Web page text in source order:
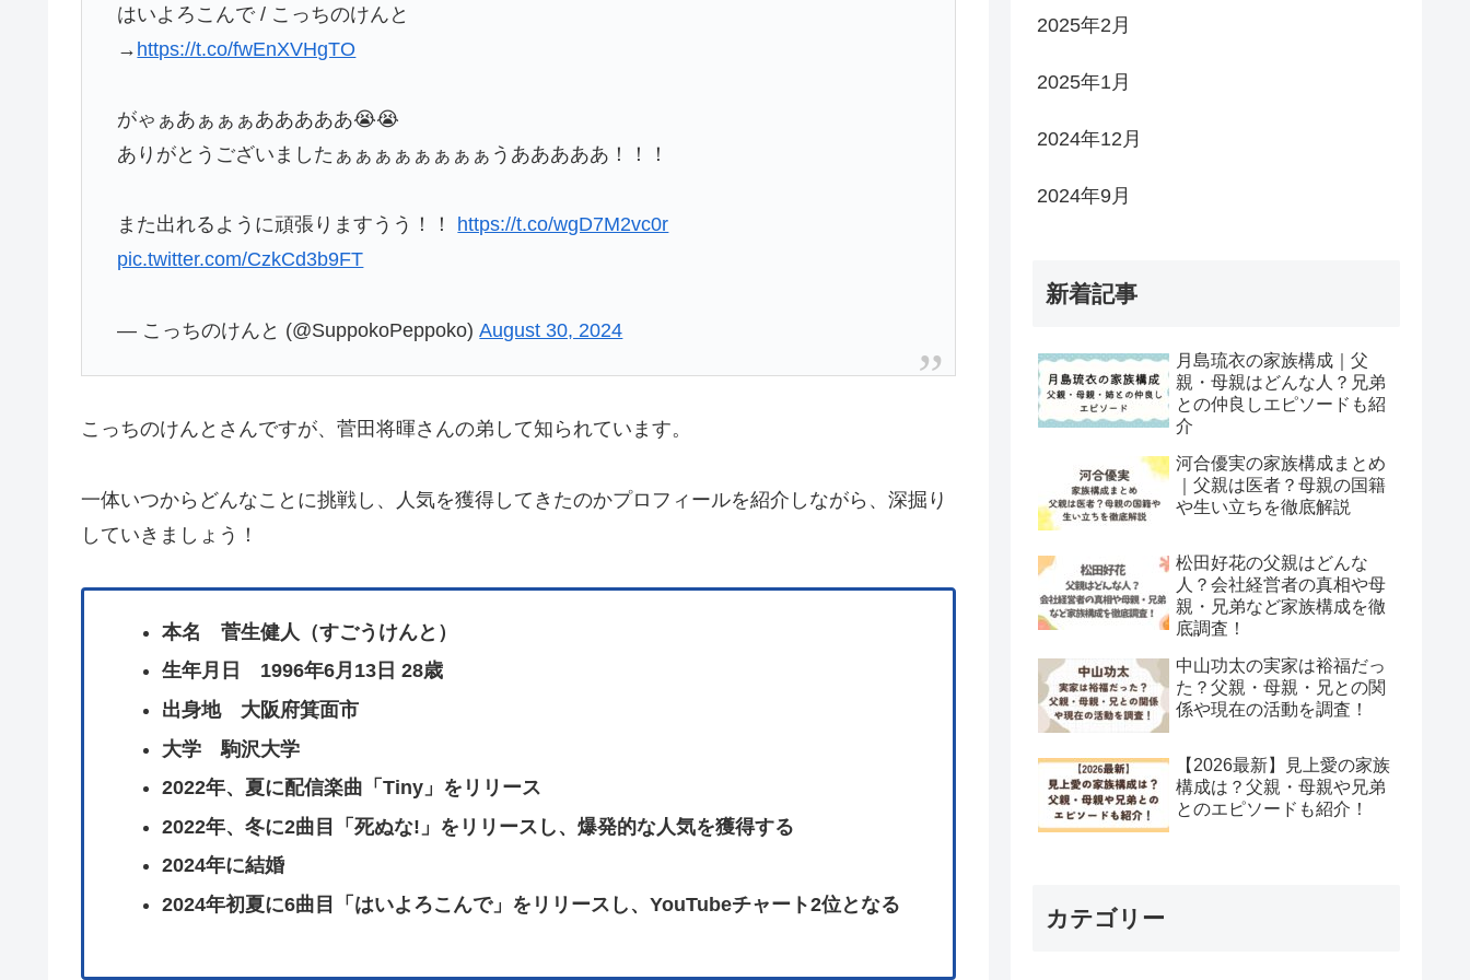
はいよろこんで / こっちのけんと
→ https://t.co/fwEnXVHgTO
がゃぁあぁぁぁあああああ😭😭
ありがとうございましたぁぁぁぁぁぁぁぁうあああああ！！！
また出れるように頑張りますうう！！ https://t.co/wgD7M2vc0r
pic.twitter.com/CzkCd3b9FT
— こっちのけんと (@SuppokoPeppoko)August 30, 2024
こっちのけんとさんですが、菅田将暉さんの弟して知られています。
一体いつからどんなことに挑戦し、人気を獲得してきたのかプロフィールを紹介しながら、深掘り
していきましょう！
本名 菅生健人（すごうけんと）
生年月日 1996年6月13日 28歳
出身地 大阪府箕面市
大学 駒沢大学
2022年、夏に配信楽曲「Tiny」をリリース
2022年、冬に2曲目「死ぬな!」をリリースし、爆発的な人気を獲得する
2024年に結婚
2024年初夏に6曲目「はいよろこんで」をリリースし、YouTubeチャート2位となる
2025年2月
2025年1月
2024年12月
2024年9月
新着記事
月島琉衣の家族構成｜父
親・母親はどんな人？兄弟
との仲良しエピソードも紹
介
河合優実の家族構成まとめ
｜父親は医者？母親の国籍
や生い立ちを徹底解説
松田好花の父親はどんな
人？会社経営者の真相や母
親・兄弟など家族構成を徹
底調査！
中山功太の実家は裕福だっ
た？父親・母親・兄との関
係や現在の活動を調査！
【2026最新】見上愛の家族
構成は？父親・母親や兄弟
とのエピソードも紹介！
カテゴリー